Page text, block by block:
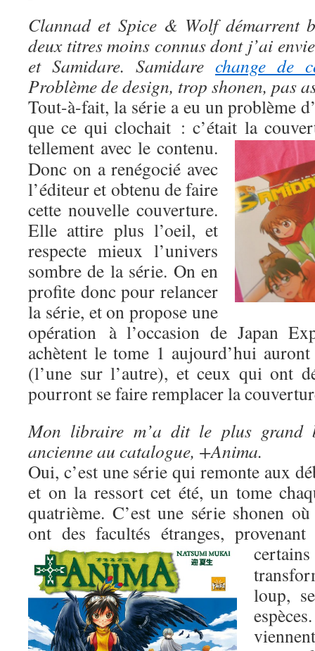
Clannad et Spice & Wolf démarrent
deux titres moins connus dont j’ai
et Samidare. Samidare change de
Problème de design, trop shonen, pas
Tout-à-fait, la série a eu un problème
que ce qui clochait : c’était la
tellement avec le contenu.
Donc on a renégocié avec
l’éditeur et obtenu de faire
cette nouvelle couverture.
Elle attire plus l’oeil, et
respecte mieux l’univers
sombre de la série. On en
profite donc pour relancer
la série, et on propose une
opération à l’occasion de Japan
achètent le tome 1 aujourd’hui
(l’une sur l’autre), et ceux qui ont
pourront se faire remplacer la
Mon libraire m’a dit le plus grand
ancienne au catalogue, +Anima.
Oui, c’est une série qui remonte aux
et on la ressort cet été, un tome
quatrième. C’est une série shonen
ont des facultés étranges,
loup,